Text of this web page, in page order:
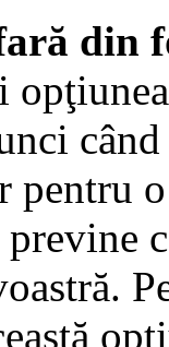
din
pentru